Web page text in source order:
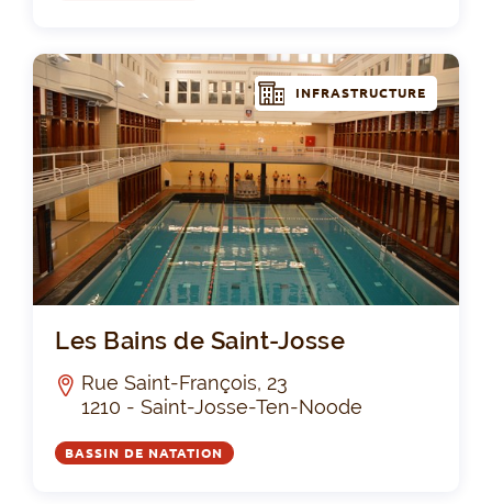
INFRASTRUCTURE
Les Bains de Saint-Josse
Rue Saint-François, 23
1210 - Saint-Josse-Ten-Noode
BASSIN DE NATATION